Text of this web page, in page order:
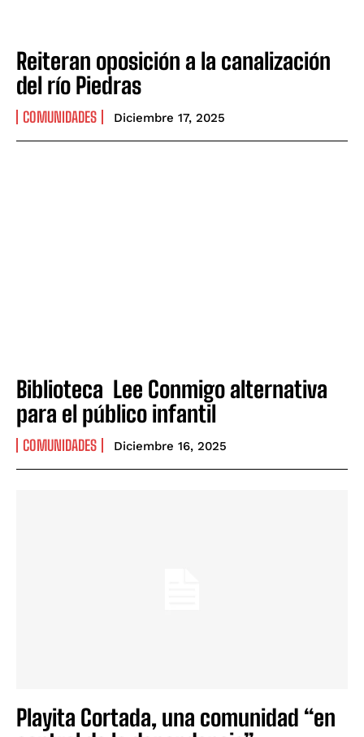
Reiteran oposición a la canalización
del río Piedras
COMUNIDADES Diciembre 17, 2025
Biblioteca Lee Conmigo alternativa
para el público infantil
COMUNIDADES Diciembre 16, 2025
Playita Cortada, una comunidad “en